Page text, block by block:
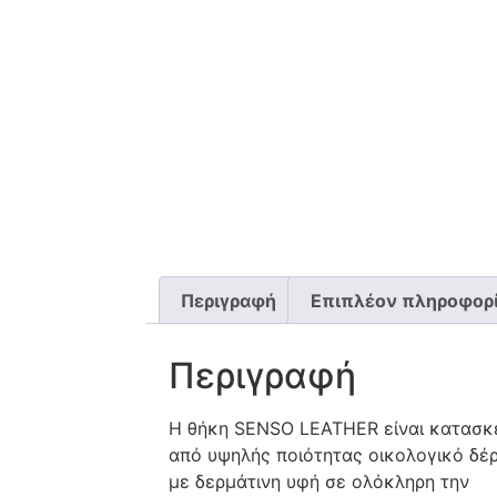
Περιγραφή Επιπλέον
Περιγραφή
Η θήκη SENSO LEATHER είναι
από υψηλής ποιότητας οικολογικό
με δερμάτινη υφή σε ολόκληρη την